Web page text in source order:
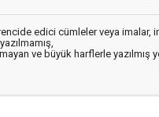
edici cümleler veya imalar,
ve büyük harflerle yazılmış